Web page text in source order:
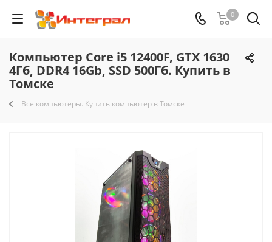
0
Компьютер Core i5 12400F, GTX 1630
4Гб, DDR4 16Gb, SSD 500Гб. Купить в
Томске
Все компьютеры. Купить компьютер в Томске